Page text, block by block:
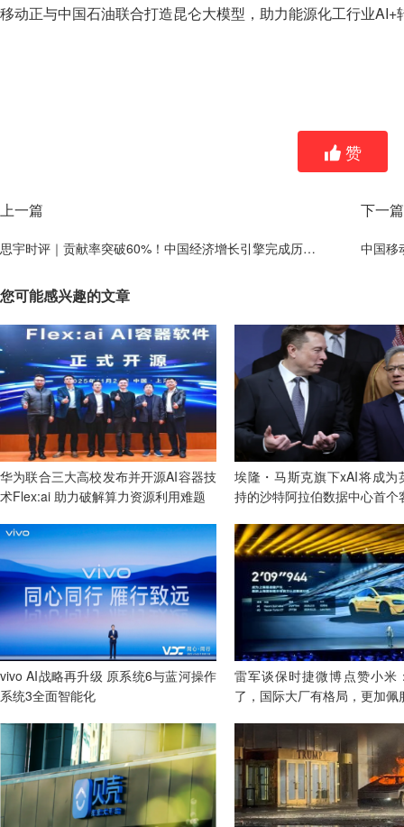
移动正与中国石油联合打造昆仑大模型，助力能源化工行业AI+
赞
上一篇
思宇时评｜贡献率突破60%！中国经济增长引擎完成历史性"换挡"
下一篇
中国移
您可能感兴趣的文章
华为联合三大高校发布并开源AI容器技
术Flex:ai 助力破解算力资源利用难题
埃隆・马斯克旗下xAI将成为
持的沙特阿拉伯数据中心首个
vivo AI战略再升级 原系统6与蓝河操作
系统3全面智能化
雷军谈保时捷微博点赞小米
了，国际大厂有格局，更加佩